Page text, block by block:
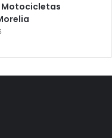
Motocicletas